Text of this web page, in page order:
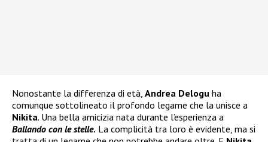
Nonostante la differenza di età, Andrea Delogu ha
comunque sottolineato il profondo legame che la unisce a
Nikita. Una bella amicizia nata durante l’esperienza a
Ballando con le stelle. La complicità tra loro è evidente, ma si